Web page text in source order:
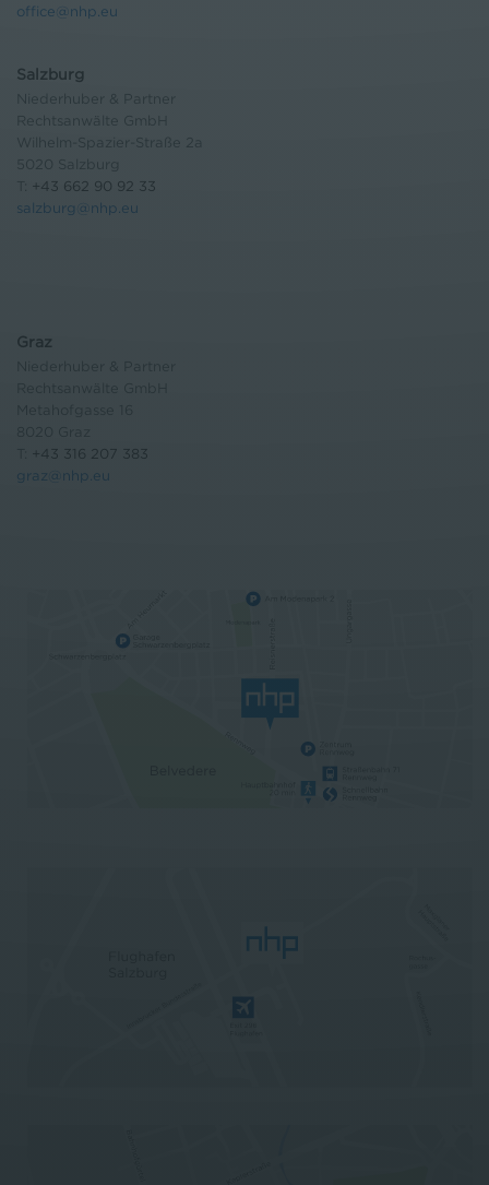
office@nhp.eu
Salzburg
Niederhuber & Partner
Rechtsanwälte GmbH
Wilhelm-Spazier-Straße 2a
5020 Salzburg
+43 662 90 92 33
salzburg@nhp.eu
Graz
+43 316 207 383
graz@nhp.eu